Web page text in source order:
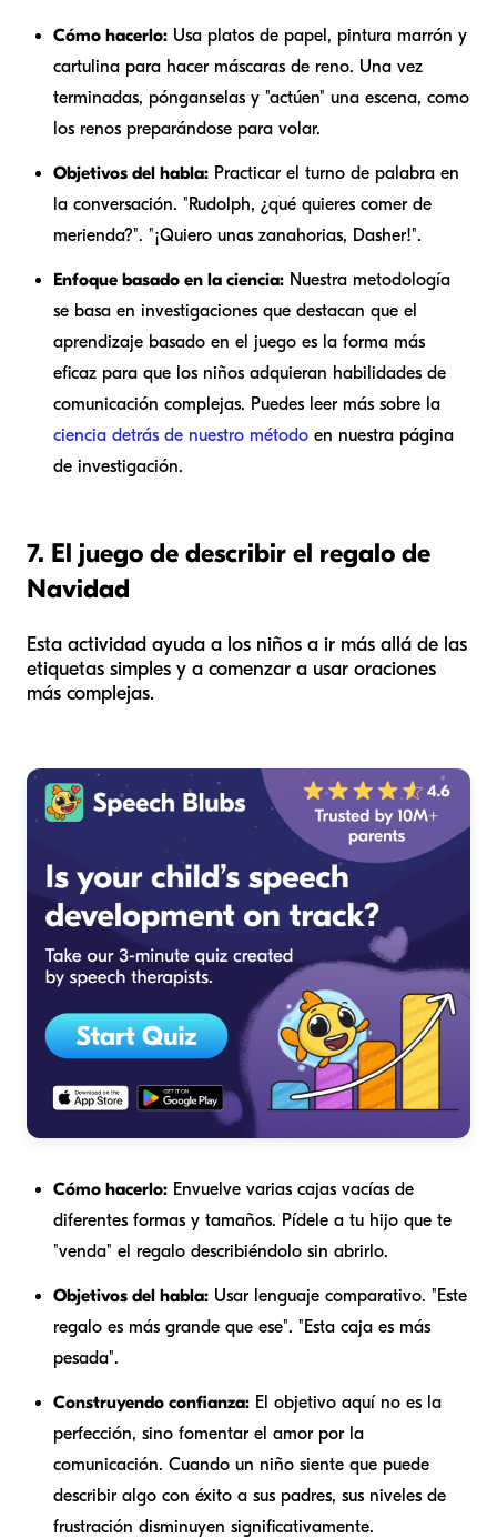
Cómo hacerlo: Usa platos de papel, pintura marrón y
cartulina para hacer máscaras de reno. Una vez
terminadas, pónganselas y "actúen" una escena, como
los renos preparándose para volar.
Objetivos del habla: Practicar el turno de palabra en
la conversación. "Rudolph, ¿qué quieres comer de
merienda?". "¡Quiero unas zanahorias, Dasher!".
Enfoque basado en la ciencia: Nuestra metodología
se basa en investigaciones que destacan que el
aprendizaje basado en el juego es la forma más
eficaz para que los niños adquieran habilidades de
comunicación complejas. Puedes leer más sobre la
ciencia detrás de nuestro método en nuestra página
de investigación.
7. El juego de describir el regalo de
Navidad
Esta actividad ayuda a los niños a ir más allá de las
etiquetas simples y a comenzar a usar oraciones
más complejas.
Cómo hacerlo: Envuelve varias cajas vacías de
diferentes formas y tamaños. Pídele a tu hijo que te
"venda" el regalo describiéndolo sin abrirlo.
Objetivos del habla: Usar lenguaje comparativo. "Este
regalo es más grande que ese". "Esta caja es más
pesada".
Construyendo confianza: El objetivo aquí no es la
perfección, sino fomentar el amor por la
comunicación. Cuando un niño siente que puede
describir algo con éxito a sus padres, sus niveles de
frustración disminuyen significativamente.